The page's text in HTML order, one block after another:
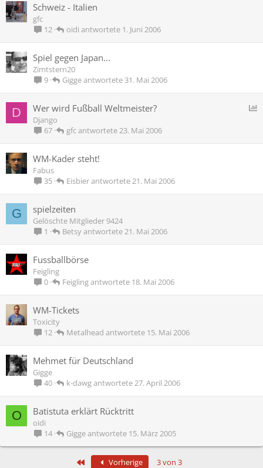
Schweiz - Italien
gfc
12
1. Juni 2006
oidi
Spiel gegen Japan...
Zimtstern20
9
31. Mai 2006
Gigge
D
U
Wer wird Fußball Weltmeister?
Django
67
23. Mai 2006
gfc
WM-Kader steht!
Fabus
35
21. Mai 2006
Eisbier
G spielzeiten
Gelöschte Mitglieder 9424
1
21. Mai 2006
Betsy
Fussballbörse
Feigling
0
18. Mai 2006
Feigling
WM-Tickets
Toxicity
12
15. Mai 2006
Metalhead
Mehmet für Deutschland
Gigge
40
27. April 2006
k-dawg
O Batistuta erklärt Rücktritt
oidi
14
15. März 2005
Gigge
Erste Vorherige
3 von 3